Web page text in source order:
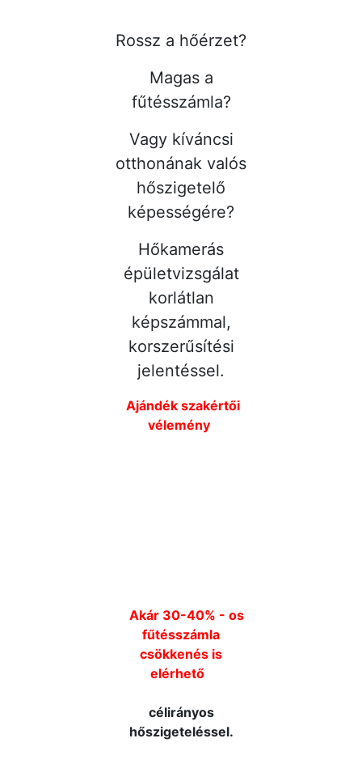
Rossz a hőérzet?
Magas a
fűtésszámla?
Vagy kíváncsi
otthonának valós
hőszigetelő
képességére?
Hőkamerás
épületvizsgálat
korlátlan
képszámmal,
korszerűsítési
jelentéssel.
Ajándék szakértői
vélemény
Akár 30-40% - os
fűtésszámla
csökkenés is
elérhető
célirányos
hőszigeteléssel.